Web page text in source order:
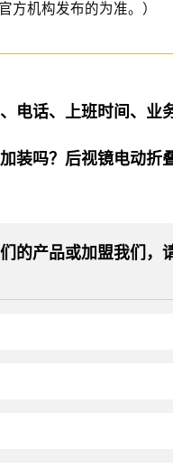
方机构发布的为准。）
电话、上班时间、业
装吗？后视镜电动折
的产品或加盟我们，